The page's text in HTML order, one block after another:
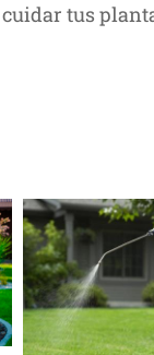
tus